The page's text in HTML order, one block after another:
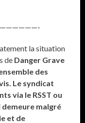
la situation
de Danger Grave
des
Le syndicat
via le RSST ou
demeure malgré
et de